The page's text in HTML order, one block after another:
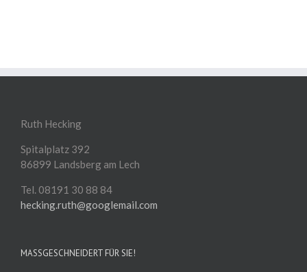
Ruth Hecking
Spitalplatz 392
86899 Landsberg am Lech
Tel. 08191 30 88 84
hecking.ruth@googlemail.com
MASSGESCHNEIDERT FÜR SIE!